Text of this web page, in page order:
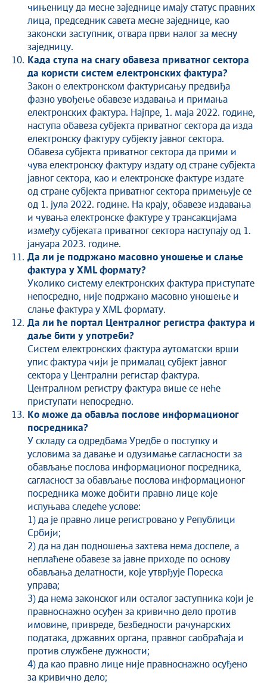
чињеницу да месне заједнице имају статус правних
лица, председник савета месне заједнице, као
законски заступник, отвара први налог за месну
заједницу.
Када ступа на снагу обавеза приватног сектора
да користи систем електронских фактура?
Закон о електронском фактурисању предвиђа
фазно увођење обавезе издавања и примања
електронских фактура. Најпре, 1. маја 2022. године,
наступа обавеза субјекта приватног сектора да изда
електронску фактуру субјекту јавног сектора.
Обавеза субјекта приватног сектора да прими и
чува електронску фактуру издату од стране субјекта
јавног сектора, као и електронске фактуре издате
од стране субјекта приватног сектора примењује се
од 1. јула 2022. године. На крају, обавезе издавања
и чувања електронске фактуре у трансакцијама
између субјеката приватног сектора наступају од 1.
јануара 2023. године.
Да ли је подржано масовно уношење и слање
фактура у XML формату?
Уколико систему електронских фактура приступате
непосредно, није подржано масовно уношење и
слање фактура у XML формату.
Да ли ће портал Централног регистра фактура и
даље бити у употреби?
Систем електронских фактура аутоматски врши
упис фактура чији је прималац субјект јавног
сектора у Централни регистар фактура.
Централном регистру фактура више се неће
приступати непосредно.
Ко може да обавља послове информационог
посредника?
У складу са одредбама Уредбе о поступку и
условима за давање и одузимање сагласности за
обављање послова информационог посредника,
сагласност за обављање послова информационог
посредника може добити правно лице које
испуњава следеће услове:
1) да је правно лице регистровано у Републици
Србији;
2) да на дан подношења захтева нема доспеле, а
неплаћене обавезе за јавне приходе по основу
обављања делатности, које утврђује Пореска
управа;
3) да нема законског или осталог заступника који је
правноснажно осуђен за кривично дело против
имовине, привреде, безбедности рачунарских
података, државних органа, правног саобраћаја и
против службене дужности;
4) да као правно лице није правноснажно осуђено
за кривично дело;